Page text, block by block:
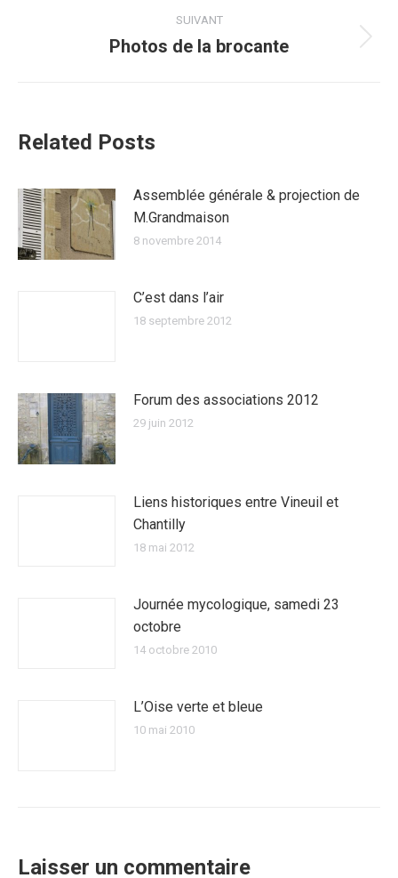
:
SUIVANT
Article
Photos de la brocante
Related Posts
Assemblée générale & projection de
M.Grandmaison
8 novembre 2014
C’est dans l’air
18 septembre 2012
Forum des associations 2012
29 juin 2012
Liens historiques entre Vineuil et
Chantilly
18 mai 2012
Journée mycologique, samedi 23
octobre
14 octobre 2010
L’Oise verte et bleue
10 mai 2010
Laisser un commentaire